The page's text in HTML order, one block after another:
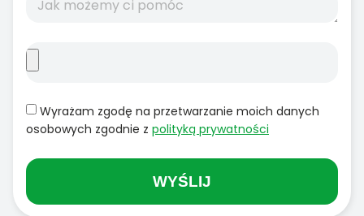
Wyrażam zgodę na przetwarzanie moich danych
osobowych zgodnie z polityką prywatności
WYŚLIJ